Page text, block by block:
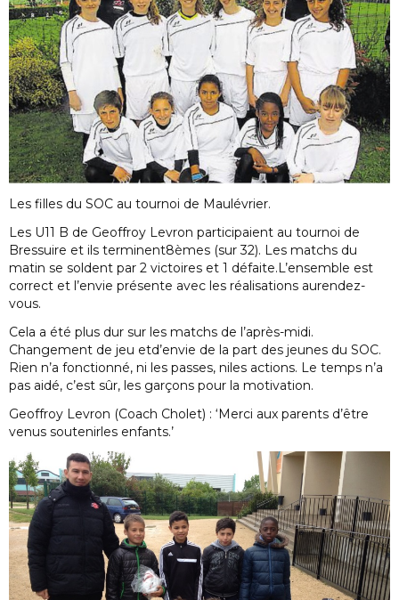
Les filles du SOC au tournoi de Maulévrier.
Les U11 B de Geoffroy Levron participaient au tournoi de
Bressuire et ils terminent8èmes (sur 32). Les matchs du
matin se soldent par 2 victoires et 1 défaite.L’ensemble est
correct et l’envie présente avec les réalisations aurendez-
vous.
Cela a été plus dur sur les matchs de l’après-midi.
Changement de jeu etd’envie de la part des jeunes du SOC.
Rien n’a fonctionné, ni les passes, niles actions. Le temps n’a
pas aidé, c’est sûr, les garçons pour la motivation.
Geoffroy Levron (Coach Cholet) : ‘Merci aux parents d’être
venus soutenirles enfants.’